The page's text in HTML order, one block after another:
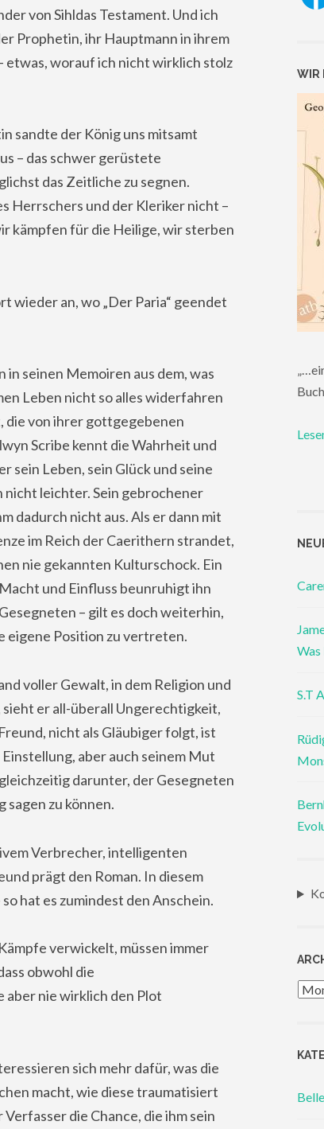
von Sihldas Testament. Und ich
Prophetin, ihr Hauptmann in ihrem
etwas, worauf ich nicht wirklich stolz
sandte der König uns mitsamt
– das schwer gerüstete
das Zeitliche zu segnen.
Herrschers und der Kleriker nicht –
kämpfen für die Heilige, wir sterben
wieder an, wo „Der Paria“ geendet
seinen Memoiren aus dem, was
Leben nicht so alles widerfahren
die von ihrer gottgegebenen
Scribe kennt die Wahrheit und
sein Leben, sein Glück und seine
leichter. Sein gebrochener
dadurch nicht aus. Als er dann mit
im Reich der Caerithern strandet,
nie gekannten Kulturschock. Ein
und Einfluss beunruhigt ihn
– gilt es doch weiterhin,
eigene Position zu vertreten.
voller Gewalt, in dem Religion und
er all-überall Ungerechtigkeit,
nicht als Gläubiger folgt, ist
aber auch seinem Mut
darunter, der Gesegneten
zu können.
Verbrecher, intelligenten
prägt den Roman. In diesem
hat es zumindest den Anschein.
verwickelt, müssen immer
obwohl die
aber nie wirklich den Plot
sich mehr dafür, was die
macht, wie diese traumatisiert
die Chance, die ihm sein
WIR
Was
S.T